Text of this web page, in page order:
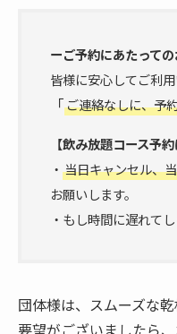
ーご予約にあたって
皆様に安心してご利
「ご連絡なしに、予
【飲み放題コース予約
・ 当日キャンセル、
お願いします。
・もし時間に遅れて
団体様は、スムーズな
要望がございましたら